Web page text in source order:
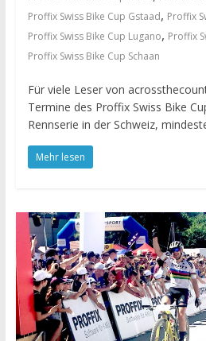
Proffix Swiss Bike Cup Gstaad, Proffix
Proffix Swiss Bike Cup Lugano, Proffix
Proffix Swiss Bike Cup Schaan
Für viele Leser von
Termine des Proffix Swiss Bike
Rennserie in der Schweiz,
Mehr lesen